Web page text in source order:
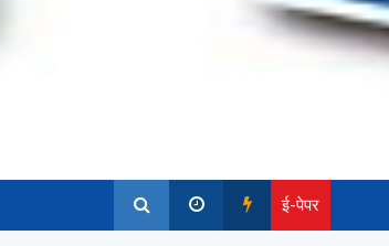
ई-पेपर